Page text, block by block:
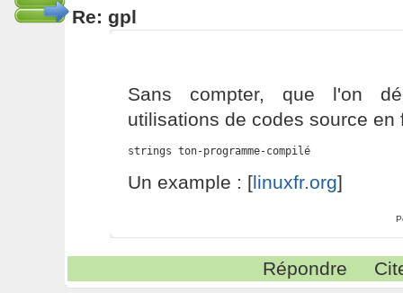
Re: gpl
Sans compter, que l'on
utilisations de codes source en
strings ton-programme-compilé
Un example : [linuxfr.org]
Répondre